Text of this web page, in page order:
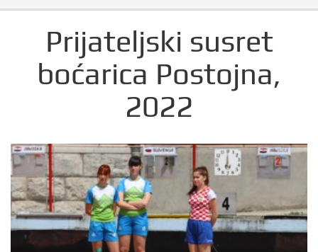
Prijateljski susret
boćarica Postojna,
2022